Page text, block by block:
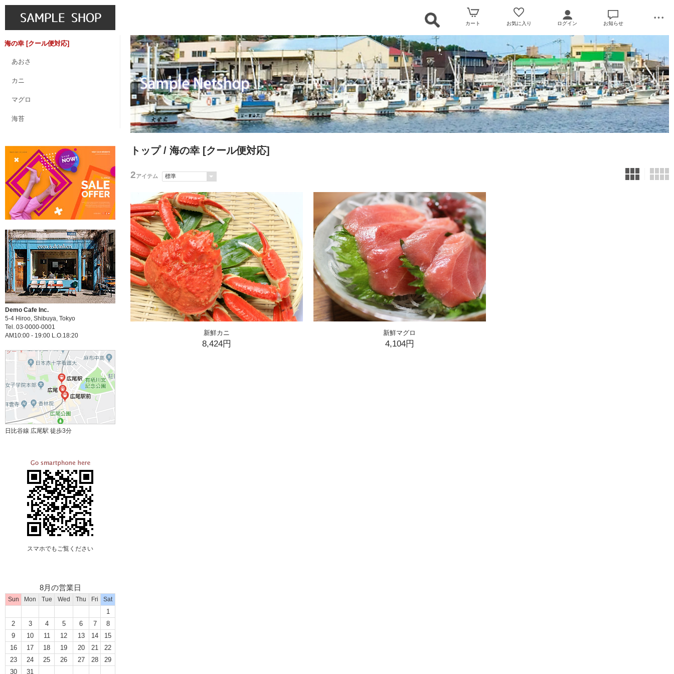
カート お気に入り ログイン お知らせ
海の幸 [クール便対応]
あおさ
カニ
マグロ
海苔
Demo Cafe Inc.
5-4 Hiroo, Shibuya, Tokyo
Tel. 03-0000-0001
AM10:00 - 19:00 L.O.18:20
日比谷線 広尾駅 徒歩3分
スマホでもご覧ください
8月の営業日
Sun Mon Tue Wed Thu Fri Sat
1
2
3 4 5 6 7
8
9
10 11 12 13 14
15
16
17 18 19 20 21
22
23
24 25 26 27 28
29
30
31
トップ/ 海の幸 [クール便対応]
2アイテム
新鮮カニ
8,424円
新鮮マグロ
4,104円